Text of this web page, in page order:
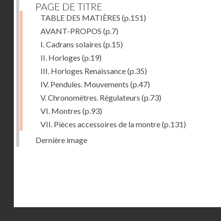
PAGE DE TITRE
TABLE DES MATIÈRES (p.151)
AVANT-PROPOS (p.7)
I. Cadrans solaires (p.15)
II. Horloges (p.19)
III. Horloges Renaissance(p.35)
IV. Pendules. Mouvements (p.47)
V. Chronomètres. Régulateurs (p.73)
VI. Montres (p.93)
VII. Pièces accessoires de la montre(p.131)
Dernière image